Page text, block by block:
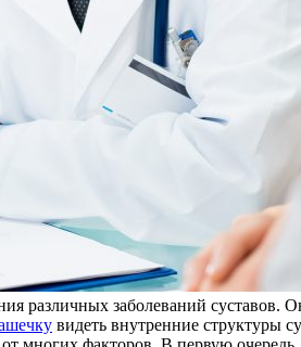
различных заболеваний суставов.
видеть внутренние структуры